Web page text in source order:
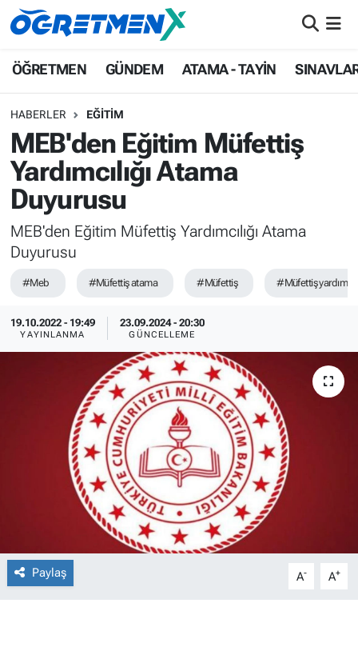
ÖĞRETMEN GÜNDEM ATAMA - TAYİN
HABERLER EĞİTİM
MEB'den Eğitim Müfettiş
Yardımcılığı Atama
Duyurusu
MEB'den Eğitim Müfettiş Yardımcılığı Atama
Duyurusu
#Meb #Müfettiş atama #Müfettiş #Müfettiş
19.10.2022 - 19:49
YAYINLANMA
23.09.2024 - 20:30
GÜNCELLEME
Paylaş A- A+
ÖĞRETMEN
ATAMA - TAYİN
SINAVLAR
HAYATIN İÇİNDEN
İstanbul Nöbetçi Eczaneler
İstanbul Namaz Vakitleri
İstanbul Trafik Yoğunluk Haritası
Süper Lig Puan Durumu ve Fikstür